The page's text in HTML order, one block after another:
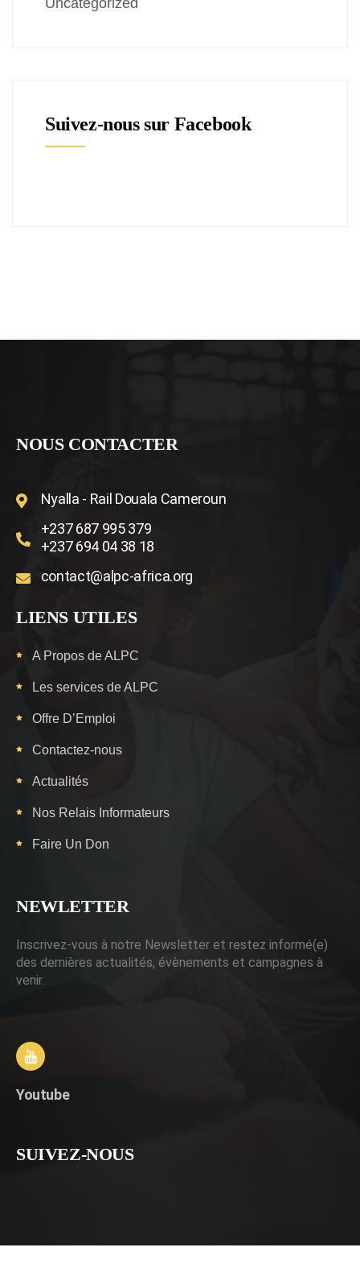
Uncategorized
Suivez-nous sur Facebook
NOUS CONTACTER
Nyalla - Rail Douala Cameroun
+237 687 995 379
+237 694 04 38 18
contact@alpc-africa.org
LIENS UTILES
A Propos de ALPC
Les services de ALPC
Offre D’Emploi
Contactez-nous
Actualités
Nos Relais Informateurs
Faire Un Don
NEWLETTER
Inscrivez-vous à notre Newsletter et restez informé(e)
des dernières actualités, évènements et campagnes à
venir.
Youtube
SUIVEZ-NOUS